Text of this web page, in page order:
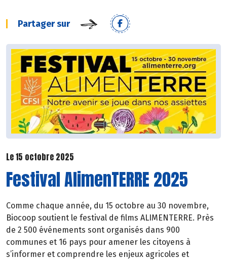
Partager sur
Le 15 octobre 2025
Festival AlimenTERRE 2025
Comme chaque année, du 15 octobre au 30 novembre,
Biocoop soutient le festival de films ALIMENTERRE. Près
de 2 500 événements sont organisés dans 900
communes et 16 pays pour amener les citoyens à
s’informer et comprendre les enjeux agricoles et